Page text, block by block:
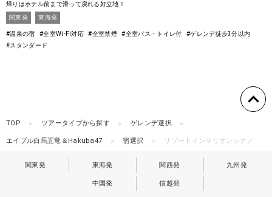
帰りはホテル前まで滑って戻れる好立地！
関東発
東海発
#温泉の宿 #全室Wi-Fi対応 #全室禁煙 #全室バス・トイレ付
#ゲレンデ徒歩3分以内
#スタンダード
TOP ツアータイプから探す ゲレンデ選択
エイブル白馬五竜＆Hakuba47 宿選択 リゾートインマリオンシナノ
関東発 東海発 関西発 九州発
中国発 信越発